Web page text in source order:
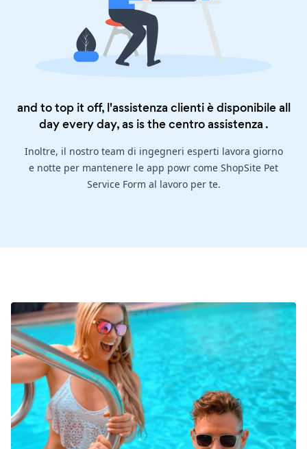
and to top it off, l'assistenza clienti è disponibile all
day every day, as is thecentro assistenza .
Inoltre, il nostro team di ingegneri esperti lavora giorno
e notte per mantenere le app powr come ShopSite Pet
Service Form al lavoro per te.